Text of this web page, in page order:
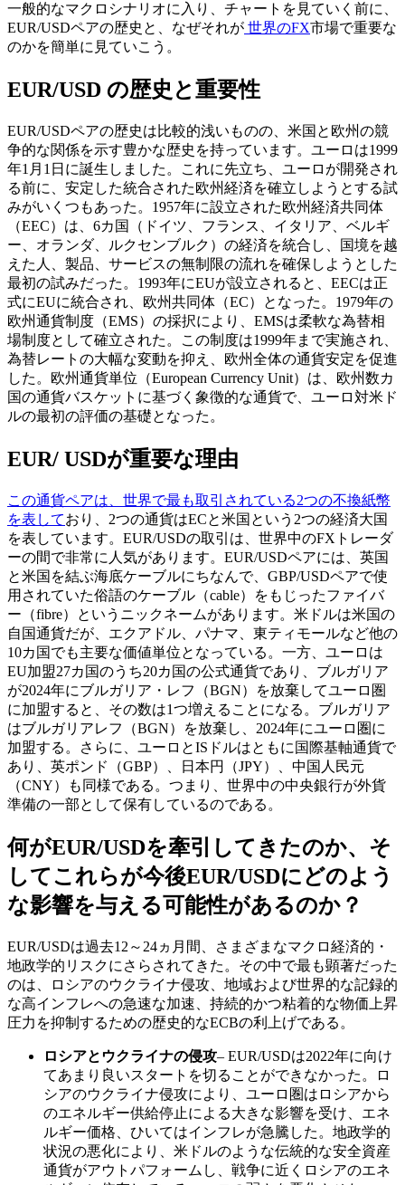
一般的なマクロシナリオに入り、チャートを見ていく前に、
EUR/USDペアの歴史と、なぜそれが 世界のFX市場で重要な
のかを簡単に見ていこう。
EUR/USD の歴史と重要性
EUR/USDペアの歴史は比較的浅いものの、米国と欧州の競
争的な関係を示す豊かな歴史を持っています。ユーロは1999
年1月1日に誕生しました。これに先立ち、ユーロが開発され
る前に、安定した統合された欧州経済を確立しようとする試
みがいくつもあった。1957年に設立された欧州経済共同体
（EEC）は、6カ国（ドイツ、フランス、イタリア、ベルギ
ー、オランダ、ルクセンブルク）の経済を統合し、国境を越
えた人、製品、サービスの無制限の流れを確保しようとした
最初の試みだった。1993年にEUが設立されると、EECは正
式にEUに統合され、欧州共同体（EC）となった。1979年の
欧州通貨制度（EMS）の採択により、EMSは柔軟な為替相
場制度として確立された。この制度は1999年まで実施され、
為替レートの大幅な変動を抑え、欧州全体の通貨安定を促進
した。欧州通貨単位（European Currency Unit）は、欧州数カ
国の通貨バスケットに基づく象徴的な通貨で、ユーロ対米ド
ルの最初の評価の基礎となった。
EUR/ USDが重要な理由
この通貨ペアは、世界で最も取引されている2つの不換紙幣
を表しており、2つの通貨はECと米国という2つの経済大国
を表しています。EUR/USDの取引は、世界中のFXトレーダ
ーの間で非常に人気があります。EUR/USDペアには、英国
と米国を結ぶ海底ケーブルにちなんで、GBP/USDペアで使
用されていた俗語のケーブル（cable）をもじったファイバ
ー（fibre）というニックネームがあります。米ドルは米国の
自国通貨だが、エクアドル、パナマ、東ティモールなど他の
10カ国でも主要な価値単位となっている。一方、ユーロは
EU加盟27カ国のうち20カ国の公式通貨であり、ブルガリア
が2024年にブルガリア・レフ（BGN）を放棄してユーロ圏
に加盟すると、その数は1つ増えることになる。ブルガリア
はブルガリアレフ（BGN）を放棄し、2024年にユーロ圏に
加盟する。さらに、ユーロとISドルはともに国際基軸通貨で
あり、英ポンド（GBP）、日本円（JPY）、中国人民元
（CNY）も同様である。つまり、世界中の中央銀行が外貨
準備の一部として保有しているのである。
何がEUR/USDを牽引してきたのか、そ
してこれらが今後EUR/USDにどのよう
な影響を与える可能性があるのか？
EUR/USDは過去12～24ヵ月間、さまざまなマクロ経済的・
地政学的リスクにさらされてきた。その中で最も顕著だった
のは、ロシアのウクライナ侵攻、地域および世界的な記録的
な高インフレへの急速な加速、持続的かつ粘着的な物価上昇
圧力を抑制するための歴史的なECBの利上げである。
ロシアとウクライナの侵攻– EUR/USDは2022年に向け
てあまり良いスタートを切ることができなかった。ロ
シアのウクライナ侵攻により、ユーロ圏はロシアから
のエネルギー供給停止による大きな影響を受け、エネ
ルギー価格、ひいてはインフレが急騰した。地政学的
状況の悪化により、米ドルのような伝統的な安全資産
通貨がアウトパフォームし、戦争に近くロシアのエネ